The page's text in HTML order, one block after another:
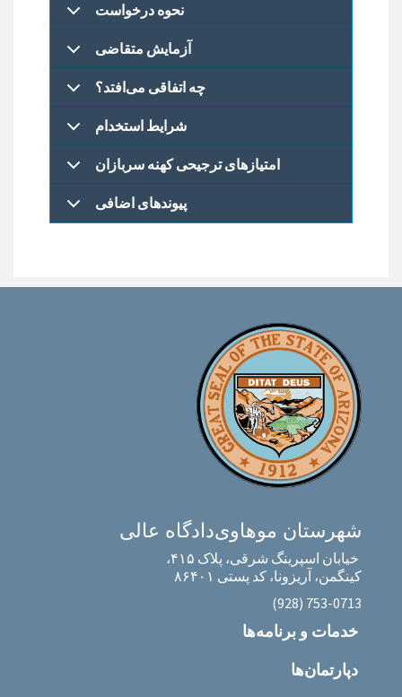
نحوه درخواست
آزمایش متقاضی
چه اتفاقی می‌افتد؟
شرایط استخدام
امتیازهای ترجیحی کهنه سربازان
پیوندهای اضافی
دادگاه عالیشهرستان موهاوی
خیابان اسپرینگ شرقی، پلاک ۴۱۵،
کینگمن، آریزونا، کد پستی ۸۶۴۰۱
‎(928) 753-0713‎
خدمات و برنامه‌ها
دپارتمان‌ها